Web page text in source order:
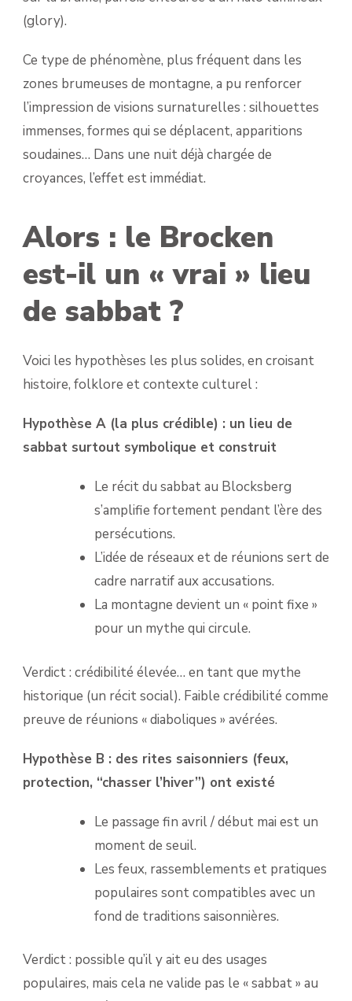
(glory).
Ce type de phénomène, plus fréquent dans les
zones brumeuses de montagne, a pu renforcer
l’impression de visions surnaturelles : silhouettes
immenses, formes qui se déplacent, apparitions
soudaines… Dans une nuit déjà chargée de
croyances, l’effet est immédiat.
Alors : le Brocken
est-il un « vrai » lieu
de sabbat ?
Voici les hypothèses les plus solides, en croisant
histoire, folklore et contexte culturel :
Hypothèse A (la plus crédible) : un lieu de
sabbat surtout symbolique et construit
Le récit du sabbat au Blocksberg
s’amplifie fortement pendant l’ère des
persécutions.
L’idée de réseaux et de réunions sert de
cadre narratif aux accusations.
La montagne devient un « point fixe »
pour un mythe qui circule.
Verdict : crédibilité élevée… en tant que mythe
historique (un récit social). Faible crédibilité comme
preuve de réunions « diaboliques » avérées.
Hypothèse B : des rites saisonniers (feux,
protection, “chasser l’hiver”) ont existé
Le passage fin avril / début mai est un
moment de seuil.
Les feux, rassemblements et pratiques
populaires sont compatibles avec un
fond de traditions saisonnières.
Verdict : possible qu’il y ait eu des usages
populaires, mais cela ne valide pas le « sabbat » au